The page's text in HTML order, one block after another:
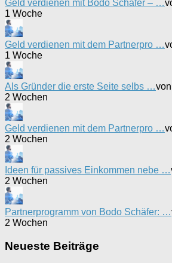
Geld verdienen mit Bodo Schäfer – …
1 Woche
Geld verdienen mit dem Partnerpro …
1 Woche
Als Gründer die erste Seite selbs …von
2 Wochen
Geld verdienen mit dem Partnerpro …
2 Wochen
Ideen für passives Einkommen nebe …
2 Wochen
Partnerprogramm von Bodo Schäfer: …
2 Wochen
Neueste Beiträge